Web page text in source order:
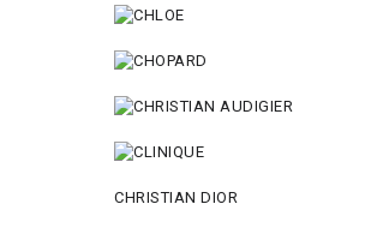
CHRISTIAN DIOR